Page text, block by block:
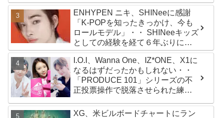
かわいすぎる２人の会話に爆笑
ENHYPEN ニキ、SHINeeに感謝
「K-POPを知ったきっかけ、今も
ロールモデル」・・ SHINeeキッズ
としての経験を経て６年ぶりに東
京ドームに帰還した感想は？
I.O.I、Wanna One、IZ*ONE、X1に
なるはずだったかもしれない・・
「PRODUCE 101」シリーズの不
正投票操作で脱落させられた練習
XG、米ビルボードチャートにラン